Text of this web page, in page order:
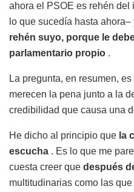
ahora el PSOE es rehén
lo que sucedía hasta
rehén suyo, porque le
parlamentario propio .
La pregunta, en resumen,
merecen la pena junto a la
credibilidad que causa una
He dicho al principio que la
escucha . Es lo que me
cuesta creer que después
multitudinarias como las